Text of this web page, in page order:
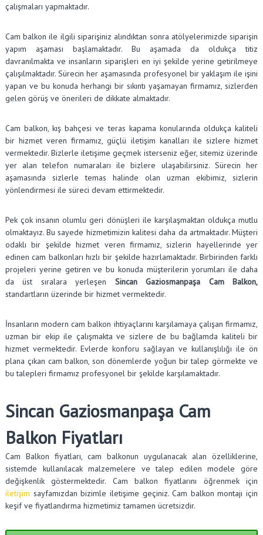
çalışmaları yapmaktadır.
Cam balkon ile ilgili siparişiniz alındıktan sonra atölyelerimizde siparişin
yapım aşaması başlamaktadır. Bu aşamada da oldukça titiz
davranılmakta ve insanların siparişleri en iyi şekilde yerine getirilmeye
çalışılmaktadır. Sürecin her aşamasında profesyonel bir yaklaşım ile işini
yapan ve bu konuda herhangi bir sıkıntı yaşamayan firmamız, sizlerden
gelen görüş ve önerileri de dikkate almaktadır.
Cam balkon, kış bahçesi ve teras kapama konularında oldukça kaliteli
bir hizmet veren firmamız, güçlü iletişim kanalları ile sizlere hizmet
vermektedir. Bizlerle iletişime geçmek isterseniz eğer, sitemiz üzerinde
yer alan telefon numaraları ile bizlere ulaşabilirsiniz. Sürecin her
aşamasında sizlerle temas halinde olan uzman ekibimiz, sizlerin
yönlendirmesi ile süreci devam ettirmektedir.
Pek çok insanın olumlu geri dönüşleri ile karşılaşmaktan oldukça mutlu
olmaktayız. Bu sayede hizmetimizin kalitesi daha da artmaktadır. Müşteri
odaklı bir şekilde hizmet veren firmamız, sizlerin hayellerinde yer
edinen cam balkonları hızlı bir şekilde hazırlamaktadır. Birbirinden farklı
projeleri yerine getiren ve bu konuda müşterilerin yorumları ile daha
da üst sıralara yerleşen Sincan Gaziosmanpaşa Cam Balkon,
standartların üzerinde bir hizmet vermektedir.
İnsanların modern cam balkon ihtiyaçlarını karşılamaya çalışan firmamız,
uzman bir ekip ile çalışmakta ve sizlere de bu bağlamda kaliteli bir
hizmet vermektedir. Evlerde konforu sağlayan ve kullanışlılığı ile ön
plana çıkan cam balkon, son dönemlerde yoğun bir talep görmekte ve
bu talepleri firmamız profesyonel bir şekilde karşılamaktadır.
Sincan Gaziosmanpaşa Cam
Balkon Fiyatları
Cam Balkon fiyatları, cam balkonun uygulanacak alan özelliklerine,
sistemde kullanılacak malzemelere ve talep edilen modele göre
değişkenlik göstermektedir. Cam balkon fiyatlarını öğrenmek için
iletişim sayfamızdan bizimle iletişime geçiniz. Cam balkon montajı için
keşif ve fiyatlandırma hizmetimiz tamamen ücretsizdir.